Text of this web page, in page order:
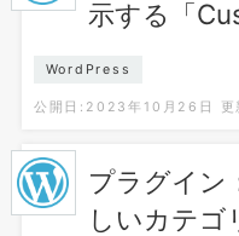
示する「
WordPress
公開日:2023年10月26日
プラグイン
しいカテゴ